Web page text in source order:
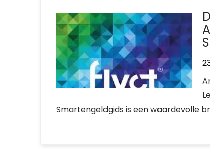
Smartengeldgids is een waardevolle